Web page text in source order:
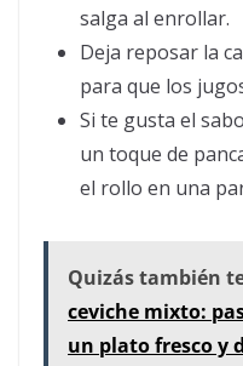
salga al enrollar.
Deja reposar la
para que los
Si te gusta el
un toque de
el rollo en una
Quizás también
ceviche mixto:
un plato fresco y